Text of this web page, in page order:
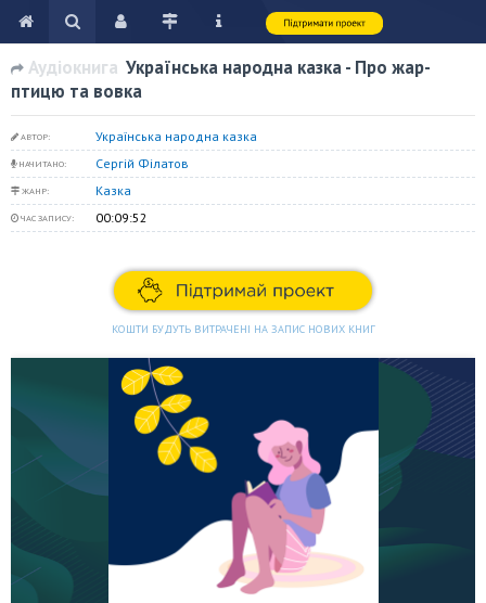
Аудіокнига Українська народна казка - Про жар-
птицю та вовка
АВТОР: Українська народна казка
НАЧИТАНО: Сергій Філатов
ЖАНР: Казка
ЧАС ЗАПИСУ: 00:09:52
КОШТИ БУДУТЬ ВИТРАЧЕНІ НА ЗАПИС НОВИХ КНИГ